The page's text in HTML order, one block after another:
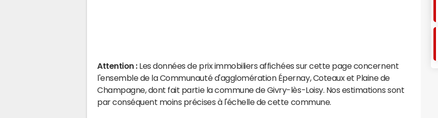
Attention : Les données de prix immobiliers affichées sur cette page concernent
l'ensemble de la Communauté d'agglomération Épernay, Coteaux et Plaine de
Champagne, dont fait partie la commune de Givry-lès-Loisy. Nos estimations sont
par conséquent moins précises à l'échelle de cette commune.